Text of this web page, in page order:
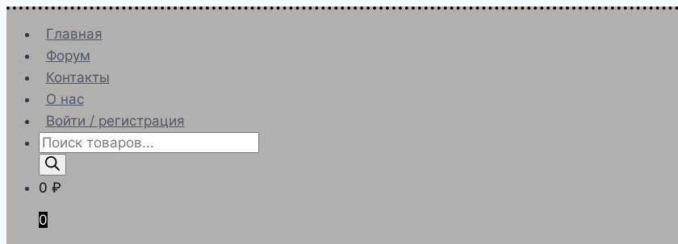
содержимому
Главная
Форум
Контакты
О нас
Войти / регистрация
Поиск
товаров
0 ₽
0